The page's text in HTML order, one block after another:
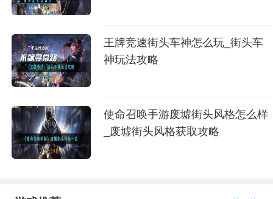
王牌竞速街头车神怎么玩_街头车
神玩法攻略
使命召唤手游废墟街头风格怎么样
_废墟街头风格获取攻略